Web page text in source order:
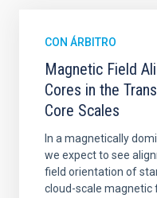
CON ÁRBITRO
Magnetic Field
Cores in the
Core Scales
In a magnetically
we expect to see
field orientation of
cloud-scale magnetic